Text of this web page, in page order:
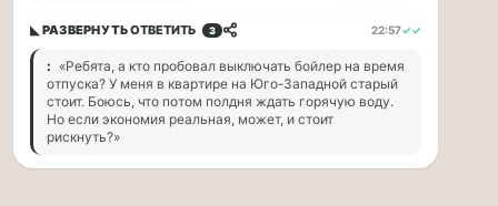
с
ценами
и
проблемами,
отстояв
в
◣ РАЗВЕРНУТЬОТВЕТИТЬ 3 22:57✓✓
: «Ребята, а кто пробовал выключать бойлер на время
отпуска? У меня в квартире на Юго-Западной старый
стоит. Боюсь, что потом полдня ждать горячую воду.
Но если экономия реальная, может, и стоит
рискнуть?»